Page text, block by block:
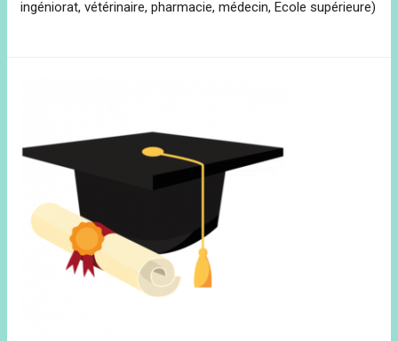
ingéniorat, vétérinaire, pharmacie, médecin, Ecole supérieure)